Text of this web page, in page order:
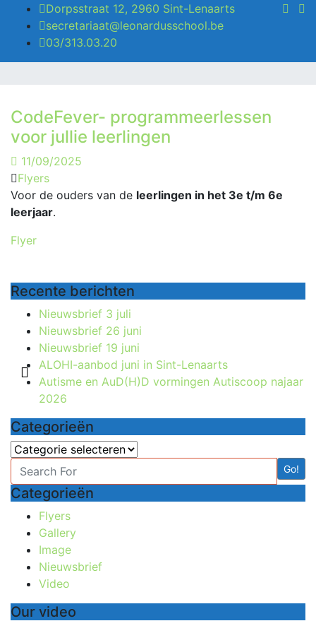
Dorpsstraat 12, 2960 Sint-Lenaarts
secretariaat@leonardusschool.be
03/313.03.20
CodeFever- programmeerlessen
voor jullie leerlingen
11/09/2025
Flyers
Voor de ouders van de leerlingen in het 3e t/m 6e
leerjaar.
Flyer
Recente berichten
Nieuwsbrief 3 juli
Nieuwsbrief 26 juni
Nieuwsbrief 19 juni
ALOHI-aanbod juni in Sint-Lenaarts
Autisme en AuD(H)D vormingen Autiscoop najaar
2026
Categorieën
Categorieën
Go!
Categorieën
Flyers
Gallery
Image
Nieuwsbrief
Video
Our video